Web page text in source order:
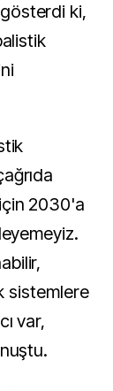
ki,
2030'a
sistemlere
var,